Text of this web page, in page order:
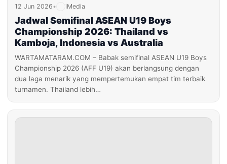
12 Jun 2026• iMedia
Jadwal Semifinal ASEAN U19 Boys
Championship 2026: Thailand vs
Kamboja, Indonesia vs Australia
WARTAMATARAM.COM – Babak semifinal ASEAN U19 Boys
Championship 2026 (AFF U19) akan berlangsung dengan
dua laga menarik yang mempertemukan empat tim terbaik
turnamen. Thailand lebih…